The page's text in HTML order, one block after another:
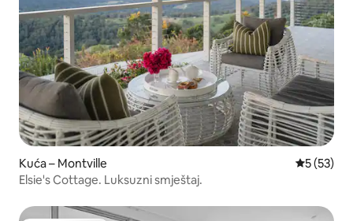
Kuća – Montville Prosječna
5 (53)
Elsie's Cottage. Luksuzni smještaj.